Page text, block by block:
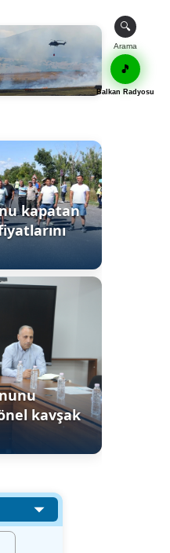
kapatan
kavşak
🔍
Arama
🎵
Balkan Radyosu